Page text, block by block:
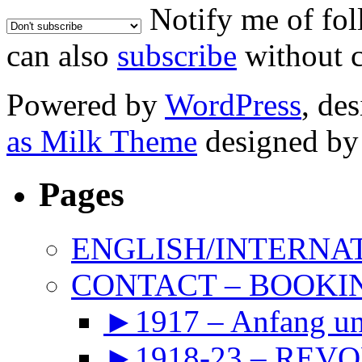
Notify me of
can also subscribe without
Powered by WordPress,
as Milk Theme designed
Pages
ENGLISH/
CONTACT –
►1917 – Anfang